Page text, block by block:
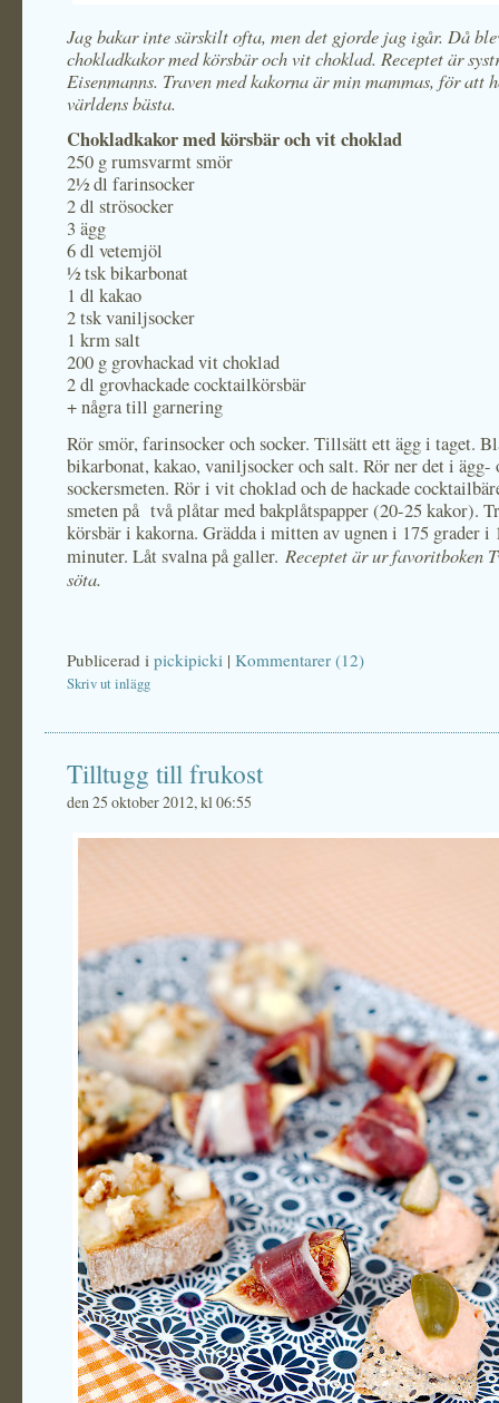
Jag bakar inte särskilt ofta, men det gjorde jag igår. Då
chokladkakor med körsbär och vit choklad. Receptet är
Eisenmanns. Traven med kakorna är min mammas, för att
världens bästa.
Chokladkakor med körsbär och vit choklad
250 g rumsvarmt smör
2½ dl farinsocker
2 dl strösocker
3 ägg
6 dl vetemjöl
½ tsk bikarbonat
1 dl kakao
2 tsk vaniljsocker
1 krm salt
200 g grovhackad vit choklad
2 dl grovhackade cocktailkörsbär
+ några till garnering
Rör smör, farinsocker och socker. Tillsätt ett ägg i taget.
bikarbonat, kakao, vaniljsocker och salt. Rör ner det i ägg-
sockersmeten. Rör i vit choklad och de hackade
smeten på två plåtar med bakplåtspapper (20-25 kakor).
körsbär i kakorna. Grädda i mitten av ugnen i 175 grader i
minuter. Låt svalna på galler. Receptet är ur favoritboken
söta.
Publicerad i pickipicki | Kommentarer (12)
Skriv ut inlägg
Tilltugg till frukost
den 25 oktober 2012, kl 06:55